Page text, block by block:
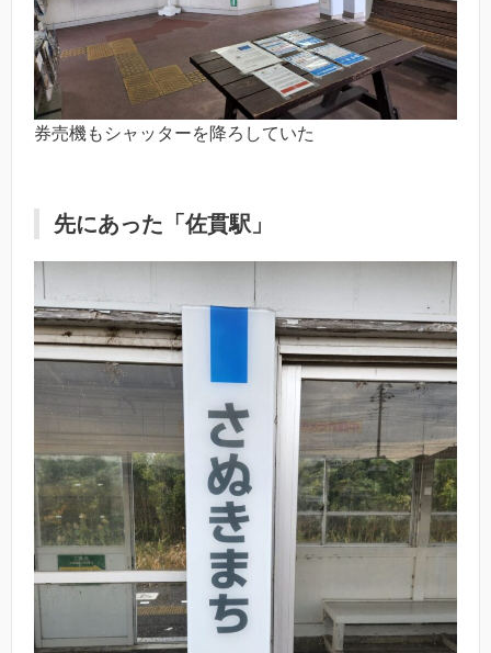
券売機もシャッターを降ろしていた
先にあった「佐貫駅」